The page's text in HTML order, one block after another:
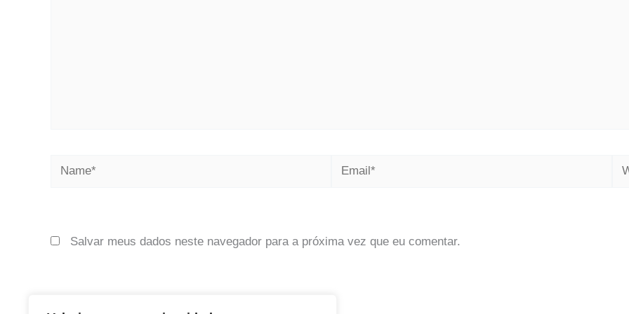
Name* Email*
Salvar meus dados neste navegador para a próxima vez que eu comentar.